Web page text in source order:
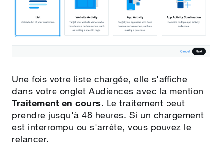
Une fois votre liste chargée, elle s'affiche
dans votre onglet Audiences avec la mention
Traitement en cours. Le traitement peut
prendre jusqu'à 48 heures. Si un chargement
est interrompu ou s'arrête, vous pouvez le
relancer.